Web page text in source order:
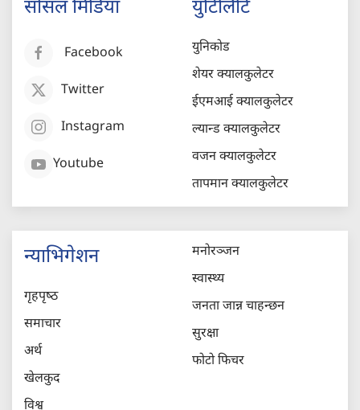
सोसल मिडिया
Facebook
Twitter
Instagram
Youtube
युटिलिटि
युनिकोड
शेयर क्यालकुलेटर
ईएमआई क्यालकुलेटर
ल्यान्ड क्यालकुलेटर
वजन क्यालकुलेटर
तापमान क्यालकुलेटर
न्याभिगेशन
गृहपृष्‍ठ
समाचार
अर्थ
खेलकुद
मनोरञ्जन
स्वास्थ्य
जनता जान्न चाहन्छन
सुरक्षा
फोटो फिचर